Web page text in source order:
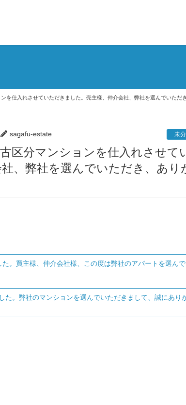
を仕入れさせていただきました。売主様、仲介会社、弊社を選んでいただ
sagafu-estate 未
、弊社を選んでいただき、あり
。買主様、仲介会社様、この度は弊社のアパートを選んで
た。弊社のマンションを選んでいただきまして、誠にあり